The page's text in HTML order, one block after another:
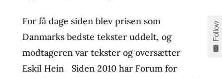
For få dage siden blev prisen som
Danmarks bedste tekster uddelt, og
modtageren var tekster og oversætter
Eskil Hein Siden 2010 har Forum for
Follow